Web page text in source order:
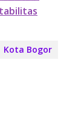
Kota Bogor